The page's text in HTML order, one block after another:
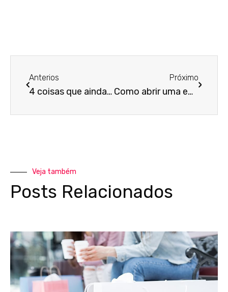
Anterios
4 coisas que ainda não te contaram sobre lucratividade empresarial!
Próximo
Como abrir uma empresa e trabalhar de casa?
Veja também
Posts Relacionados